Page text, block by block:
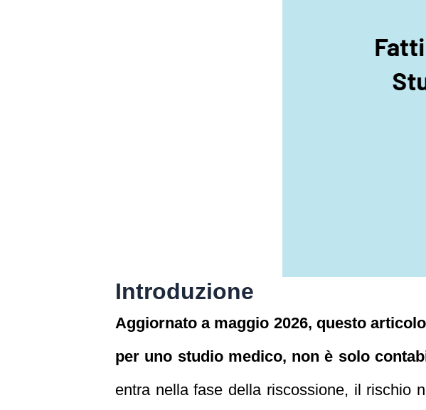
Introduzione
Aggiornato a maggio 2026, questo
per uno studio medico, non è solo
entra nella fase della riscossione, il rischio